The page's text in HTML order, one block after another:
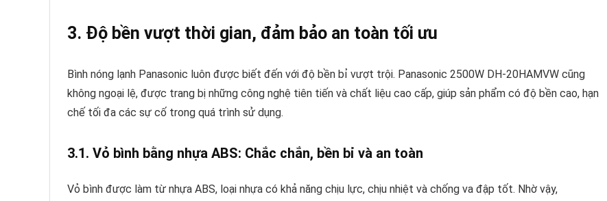
3. Độ bền vượt thời gian, đảm bảo an toàn tối ưu
Bình nóng lạnh Panasonic luôn được biết đến với độ bền bỉ vượt trội. Panasonic 2500W DH-20HAMVW cũng
không ngoại lệ, được trang bị những công nghệ tiên tiến và chất liệu cao cấp, giúp sản phẩm có độ bền cao, hạn
chế tối đa các sự cố trong quá trình sử dụng.
3.1. Vỏ bình bằng nhựa ABS: Chắc chắn, bền bỉ và an toàn
Vỏ bình được làm từ nhựa ABS, loại nhựa có khả năng chịu lực, chịu nhiệt và chống va đập tốt. Nhờ vậy,